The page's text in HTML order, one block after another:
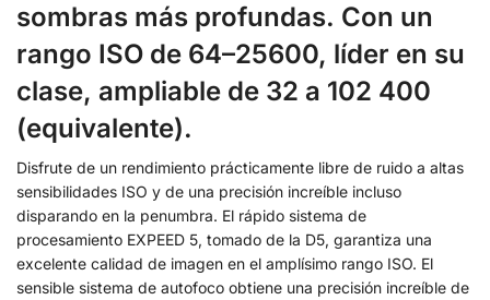
sombras más profundas. Con un
rango ISO de 64–25600, líder en su
clase, ampliable de 32 a 102 400
(equivalente).
Disfrute de un rendimiento prácticamente libre de ruido a altas
sensibilidades ISO y de una precisión increíble incluso
disparando en la penumbra. El rápido sistema de
procesamiento EXPEED 5, tomado de la D5, garantiza una
excelente calidad de imagen en el amplísimo rango ISO. El
sensible sistema de autofoco obtiene una precisión increíble de